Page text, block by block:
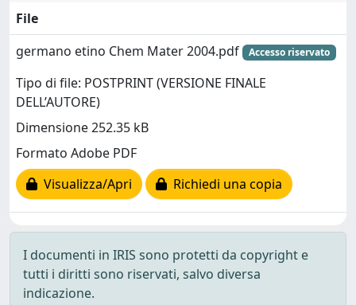
File
germano etino Chem Mater 2004.pdf
Accesso riservato
Tipo di file: POSTPRINT (VERSIONE FINALE
DELL’AUTORE)
Dimensione 252.35 kB
Formato Adobe PDF
Visualizza/Apri
Richiedi una copia
I documenti in IRIS sono protetti da copyright e
tutti i diritti sono riservati, salvo diversa
indicazione.